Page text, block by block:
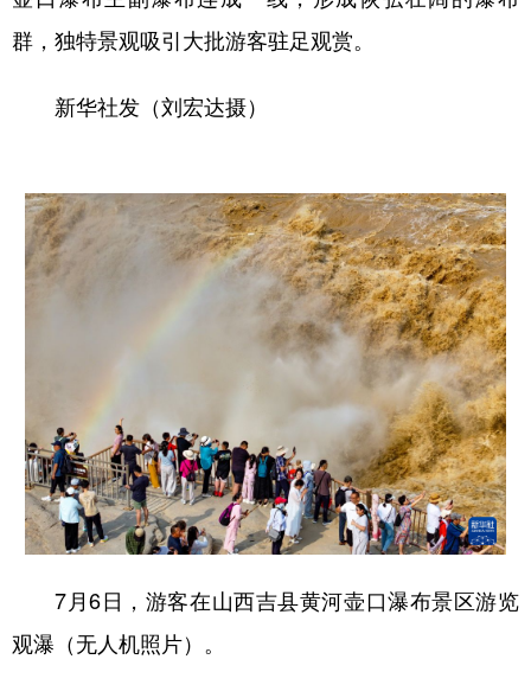
群，独特景观吸引大批游客驻足观赏。
新华社发（刘宏达摄）
7月6日，游客在山西吉县黄河壶口瀑布景区游览
观瀑（无人机照片）。